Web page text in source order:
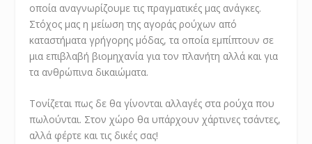
οποία αναγνωρίζουμε τις πραγματικές μας ανάγκες.
Στόχος μας η μείωση της αγοράς ρούχων από
καταστήματα γρήγορης μόδας, τα οποία εμπίπτουν σε
μια επιβλαβή βιομηχανία για τον πλανήτη αλλά και για
τα ανθρώπινα δικαιώματα.
Τονίζεται πως δε θα γίνονται αλλαγές στα ρούχα που
πωλούνται. Στον χώρο θα υπάρχουν χάρτινες τσάντες,
αλλά φέρτε και τις δικές σας!